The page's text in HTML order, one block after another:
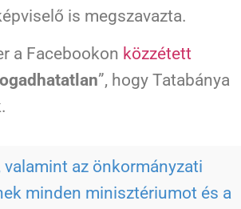
is megszavazta.
a Facebookon közzétett
”, hogy Tatabánya
az önkormányzati
minden minisztériumot és a